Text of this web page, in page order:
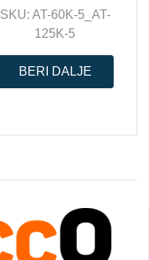
SKU: AT-60K-5_AT-
125K-5
BERI DALJE